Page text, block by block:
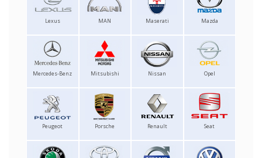
Lexus MAN Maserati Mazda
Mercedes-Benz Mitsubishi Nissan Opel
Peugeot Porsche Renault Seat